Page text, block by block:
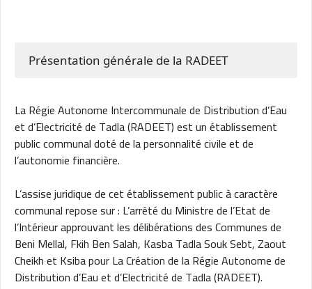
Présentation générale de la RADEET
La Régie Autonome Intercommunale de Distribution d’Eau
et d’Electricité de Tadla (RADEET) est un établissement
public communal doté de la personnalité civile et de
l’autonomie financière.
L’assise juridique de cet établissement public à caractère
communal repose sur : L’arrêté du Ministre de l’Etat de
l’Intérieur approuvant les délibérations des Communes de
Beni Mellal, Fkih Ben Salah, Kasba Tadla Souk Sebt, Zaout
Cheikh et Ksiba pour La Création de la Régie Autonome de
Distribution d’Eau et d’Electricité de Tadla (RADEET).